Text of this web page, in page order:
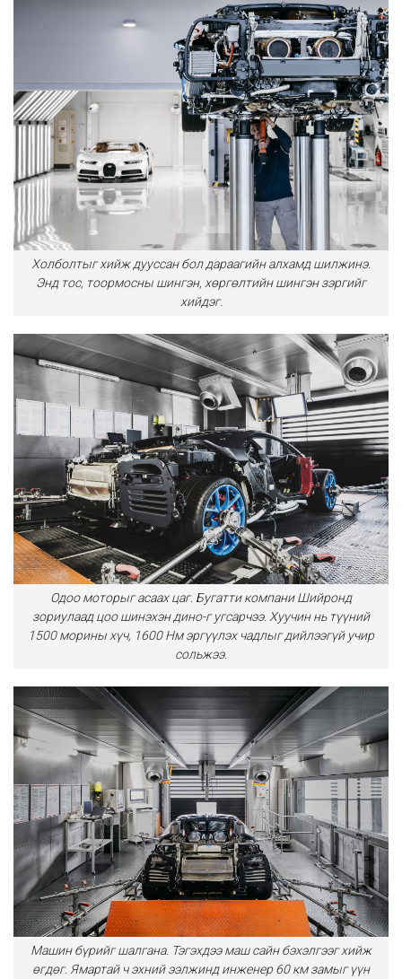
Холболтыг хийж дууссан бол дараагийн алхамд шилжинэ.
Энд тос, тоормосны шингэн, хөргөлтийн шингэн зэргийг
хийдэг.
Одоо моторыг асаах цаг. Бугатти компани Шийронд
зориулаад цоо шинэхэн дино-г угсарчээ. Хуучин нь түүний
1500 морины хүч, 1600 Нм эргүүлэх чадлыг дийлээгүй учир
сольжээ.
Машин бүрийг шалгана. Тэгэхдээ маш сайн бэхэлгээг хийж
өгдөг. Ямартай ч эхний ээлжинд инженер 60 км замыг үүн